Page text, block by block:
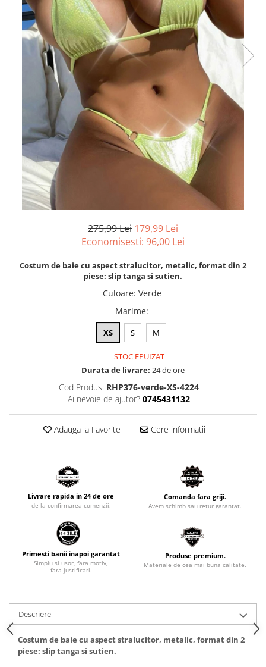
275,99 Lei 179,99 Lei
Economisesti: 96,00 Lei
Costum de baie cu aspect stralucitor, metalic, format din 2
piese: slip tanga si sutien.
Culoare: Verde
Marime:
XS S M
STOC EPUIZAT
Durata de livrare: 24 de ore
Cod Produs: RHP376-verde-XS-4224
Ai nevoie de ajutor? 0745431132
Adauga la Favorite Cere informatii
Livrare rapida in 24 de ore
de la confirmarea comenzii.
Comanda fara griji.
Avem schimb sau retur garantat.
Primesti banii inapoi garantat
Simplu si usor, fara motiv,
fara justificari.
Produse premium.
Materiale de cea mai buna calitate.
Descriere
Costum de baie cu aspect stralucitor, metalic, format din 2
piese: slip tanga si sutien.